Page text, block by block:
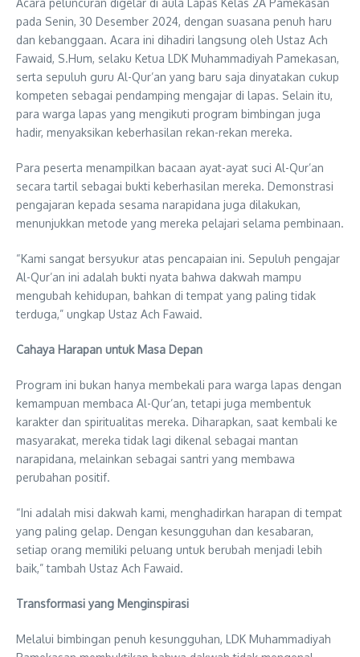
Acara peluncuran digelar di aula Lapas Kelas 2A Pamekasan
pada Senin, 30 Desember 2024, dengan suasana penuh haru
dan kebanggaan. Acara ini dihadiri langsung oleh Ustaz Ach
Fawaid, S.Hum, selaku Ketua LDK Muhammadiyah Pamekasan,
serta sepuluh guru Al-Qur’an yang baru saja dinyatakan cukup
kompeten sebagai pendamping mengajar di lapas. Selain itu,
para warga lapas yang mengikuti program bimbingan juga
hadir, menyaksikan keberhasilan rekan-rekan mereka.
Para peserta menampilkan bacaan ayat-ayat suci Al-Qur’an
secara tartil sebagai bukti keberhasilan mereka. Demonstrasi
pengajaran kepada sesama narapidana juga dilakukan,
menunjukkan metode yang mereka pelajari selama pembinaan.
“Kami sangat bersyukur atas pencapaian ini. Sepuluh pengajar
Al-Qur’an ini adalah bukti nyata bahwa dakwah mampu
mengubah kehidupan, bahkan di tempat yang paling tidak
terduga,” ungkap Ustaz Ach Fawaid.
Cahaya Harapan untuk Masa Depan
Program ini bukan hanya membekali para warga lapas dengan
kemampuan membaca Al-Qur’an, tetapi juga membentuk
karakter dan spiritualitas mereka. Diharapkan, saat kembali ke
masyarakat, mereka tidak lagi dikenal sebagai mantan
narapidana, melainkan sebagai santri yang membawa
perubahan positif.
“Ini adalah misi dakwah kami, menghadirkan harapan di tempat
yang paling gelap. Dengan kesungguhan dan kesabaran,
setiap orang memiliki peluang untuk berubah menjadi lebih
baik,” tambah Ustaz Ach Fawaid.
Transformasi yang Menginspirasi
Melalui bimbingan penuh kesungguhan, LDK Muhammadiyah